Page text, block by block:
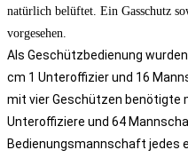
natürlich belüftet. Ein Gasschutz
vorgesehen.
Als Geschützbedienung
cm 1 Unteroffizier und 16
mit vier Geschützen benötigte
Unteroffiziere und 64
Bedienungsmannschaft jedes